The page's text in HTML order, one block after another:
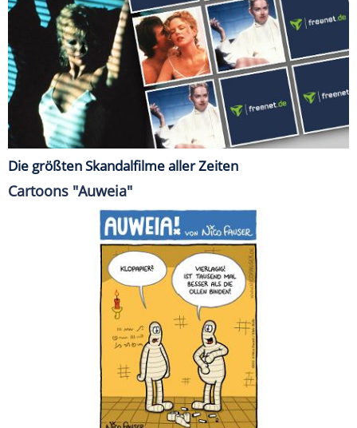
Die größten Skandalfilme aller Zeiten
Cartoons "Auweia"